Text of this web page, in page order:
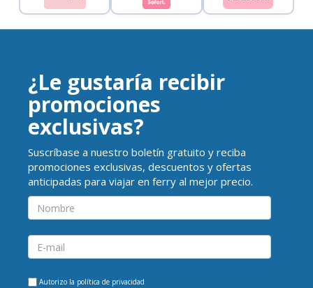
¿Le gustaría recibir
promociones
exclusivas?
Suscríbase a nuestro boletín gratuito y reciba
promociones exclusivas, descuentos y ofertas
anticipadas para viajar en ferry al mejor precio.
Autorizo la política de privacidad